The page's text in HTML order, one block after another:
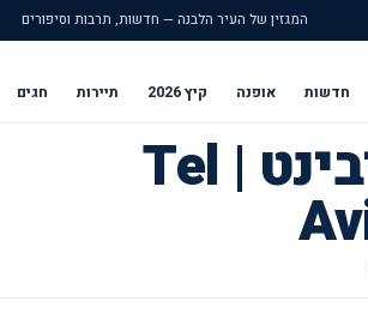
המגזין של העיר הלבנה — חדשות, תרבות וסיפורים
חדשות אופנה קיץ 2026 תיירות חגים
תלאביבינט | Tel